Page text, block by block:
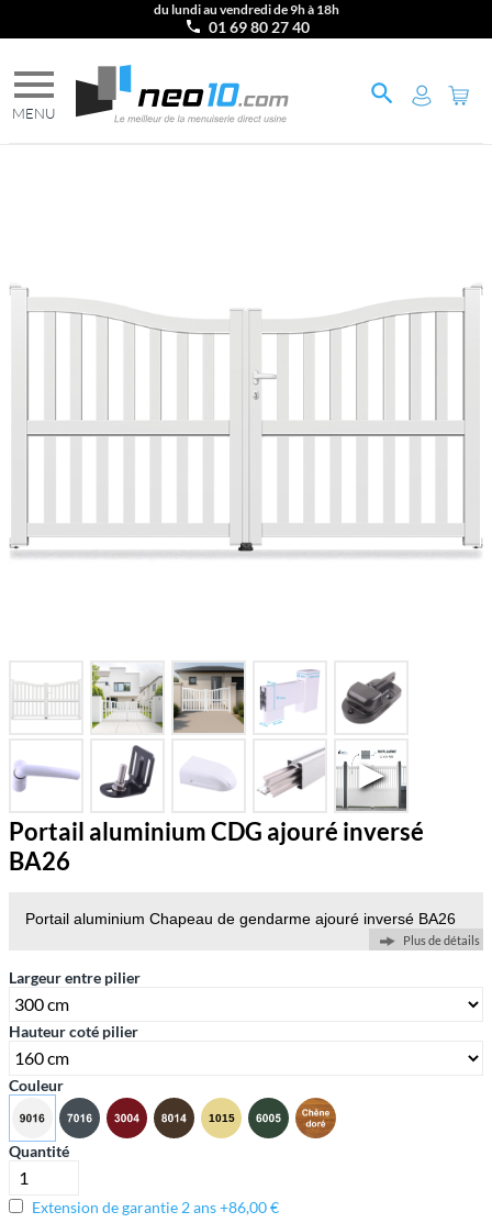
du lundi au vendredi de 9h à 18h
01 69 80 27 40
Portail aluminium CDG ajouré inversé
BA26
Portail aluminium Chapeau de gendarme ajouré inversé BA26
Plus de détails
Largeur entre pilier
Hauteur coté pilier
Couleur
Quantité
Extension de garantie 2 ans +86,00 €